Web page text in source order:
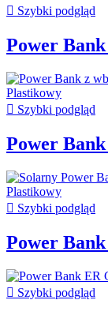
 Szybki podgląd
Power
 Szybki podgląd
Power
 Szybki podgląd
Power
 Szybki podgląd